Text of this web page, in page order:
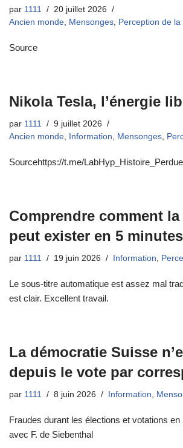
par 1111
20 juillet 2026
Ancien monde, Mensonges, Perception de
Source
Nikola Tesla, l’énergie
par 1111
9 juillet 2026
Ancien monde, Information, Mensonges,
Sourcehttps://t.me/
Comprendre comment
peut exister en 5 minutes
par 1111 19 juin 2026 Information,
Le sous-titre automatique est assez mal
est clair. Excellent travail.
La démocratie Suisse
depuis le vote par
par 1111 8 juin 2026 Information,
Fraudes durant les élections et votations
avec F. de Siebenthal